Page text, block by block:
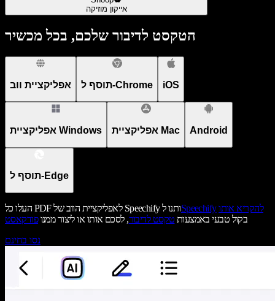
אייקון מוזיקה
הטקסט לדיבור שלכם, בכל מכשיר
אפליקציית ווב תוסף ל-Chrome iOS
אפליקציית Windows אפליקציית Mac Android
תוסף ל-Edge
העלו כל PDF לאפליקציית הווב של Speechify ותנו לSpeechify להקריא אותו
בקול טבעי באמצעות טקסט לדיבור, לסכם אותו או ליצור ממנופודקאסט
נסו בחינם